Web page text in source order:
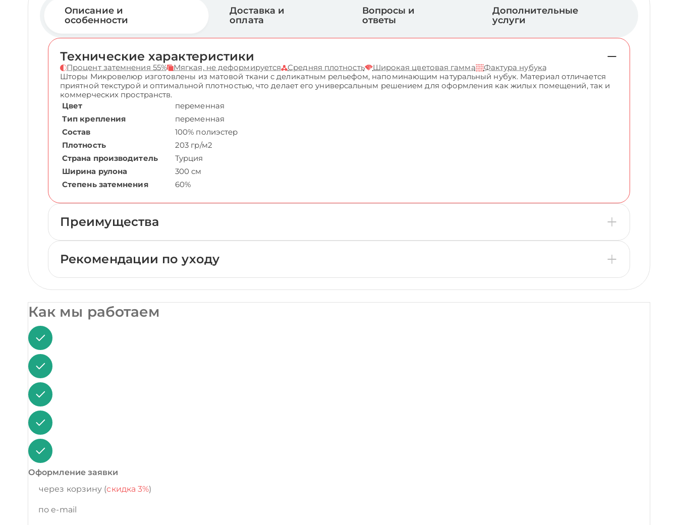
Описание и
особенности
Доставка и
оплата
Вопросы и
ответы
Дополнительные
услуги
Технические характеристики
Процент затемнения 55% Мягкая, не деформируется Средняя плотность Широкая цветовая гамма
Фактура нубука
Шторы Микровелюр изготовлены из матовой ткани с деликатным рельефом, напоминающим натуральный нубук. Материал отличается
приятной текстурой и оптимальной плотностью, что делает его универсальным решением для оформления как жилых помещений, так и
коммерческих пространств.
Цвет
переменная
Тип крепления
переменная
Состав
100% полиэстер
Плотность
203 гр/м2
Страна производитель
Турция
Ширина рулона
300 см
Степень затемнения
60%
Преимущества
Рекомендации по уходу
Как мы работаем
Оформление заявки
через корзину (скидка 3%)
по e-mail